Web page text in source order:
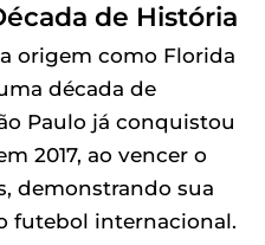
de História
origem como Florida
década de
Paulo já conquistou
2017, ao vencer o
demonstrando sua
futebol internacional.